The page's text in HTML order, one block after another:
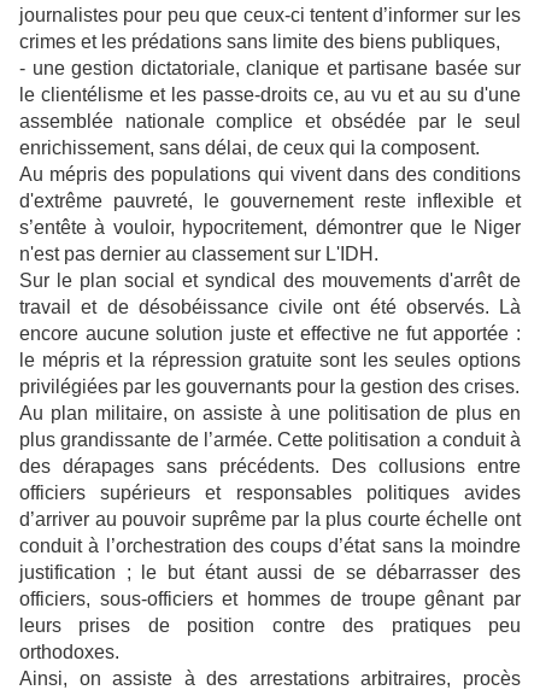
journalistes pour peu que ceux-ci tentent d’informer sur les
crimes et les prédations sans limite des biens publiques,
- une gestion dictatoriale, clanique et partisane basée sur
le clientélisme et les passe-droits ce, au vu et au su d'une
assemblée nationale complice et obsédée par le seul
enrichissement, sans délai, de ceux qui la composent.
Au mépris des populations qui vivent dans des conditions
d'extrême pauvreté, le gouvernement reste inflexible et
s’entête à vouloir, hypocritement, démontrer que le Niger
n'est pas dernier au classement sur L'IDH.
Sur le plan social et syndical des mouvements d'arrêt de
travail et de désobéissance civile ont été observés. Là
encore aucune solution juste et effective ne fut apportée :
le mépris et la répression gratuite sont les seules options
privilégiées par les gouvernants pour la gestion des crises.
Au plan militaire, on assiste à une politisation de plus en
plus grandissante de l’armée. Cette politisation a conduit à
des dérapages sans précédents. Des collusions entre
officiers supérieurs et responsables politiques avides
d’arriver au pouvoir suprême par la plus courte échelle ont
conduit à l’orchestration des coups d’état sans la moindre
justification ; le but étant aussi de se débarrasser des
officiers, sous-officiers et hommes de troupe gênant par
leurs prises de position contre des pratiques peu
orthodoxes.
Ainsi, on assiste à des arrestations arbitraires, procès